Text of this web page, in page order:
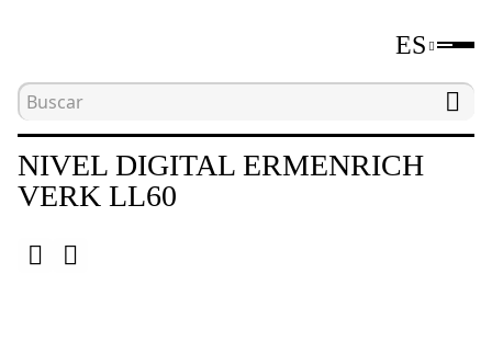
ES
Inicio Niveles digitales y medidores
NIVEL DIGITAL ERMENRICH
VERK LL60